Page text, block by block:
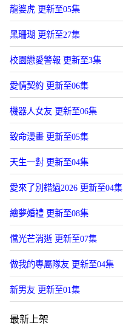
龍婆虎 更新至05集
黑珊瑚 更新至27集
校園戀愛警報 更新至3集
愛情契約 更新至06集
機器人女友 更新至06集
致命漫畫 更新至05集
天生一對 更新至04集
愛來了別錯過2026 更新至04集
繪夢婚禮 更新至08集
儅光芒消逝 更新至07集
做我的專屬隊友 更新至04集
新男友 更新至01集
最新上架